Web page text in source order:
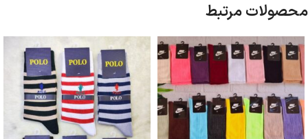
محصولات مرتبط